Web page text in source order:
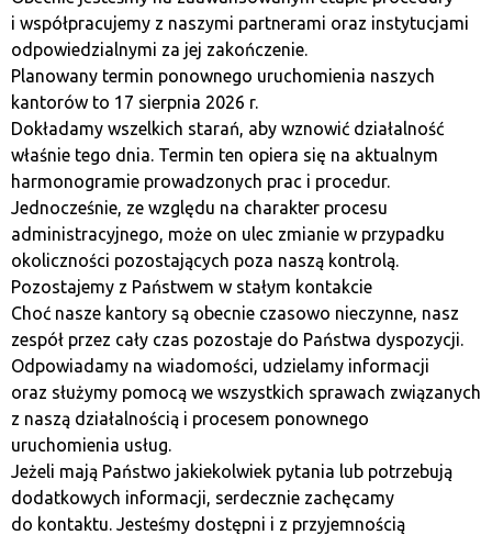
WybórTrezorajako portfela sprzętowego to decyzja,
która pozwala na zabezpieczenie swoich kryptowalut w
sposób odporny na wszelkie zagrożenia z sieci.
Urządzenie to daje użytkownikowi pełną kontrolę nad
swoimiaktywacyfrowymi, zapewniając jednocześnie
dostęp do nich w dogodnym momencie. Dzięki
wysokiemu poziomowi bezpieczeństwa, prostocie
obsługi oraz kompatybilności z wieloma platformami,
Trezor jest idealnym rozwiązaniem zarówno dla
traderów, jak i dla długoterminowych inwestorów.
Warto także zaznaczyć, żeTrezorjest regularnie
aktualizowany, co zapewnia użytkownikom dostęp do
najnowszych funkcji i zabezpieczeń. Jakowłaściciel
urządzenia, użytkownik ma pewność, że jego
kryptowaluty są odpowiednio chronione i zarządzanie
nimi nie wiąże się z ryzykiem związanym z
przechowywaniem kluczy prywatnych online.
i współpracujemy z naszymi partnerami oraz instytucjami
odpowiedzialnymi za jej zakończenie.
Planowany termin ponownego uruchomienia naszych
kantorów to 17 sierpnia 2026 r.
Dokładamy wszelkich starań, aby wznowić działalność
właśnie tego dnia. Termin ten opiera się na aktualnym
harmonogramie prowadzonych prac i procedur.
Jednocześnie, ze względu na charakter procesu
administracyjnego, może on ulec zmianie w przypadku
okoliczności pozostających poza naszą kontrolą.
Pozostajemy z Państwem w stałym kontakcie
Choć nasze kantory są obecnie czasowo nieczynne, nasz
zespół przez cały czas pozostaje do Państwa dyspozycji.
Odpowiadamy na wiadomości, udzielamy informacji
oraz służymy pomocą we wszystkich sprawach związanych
z naszą działalnością i procesem ponownego
uruchomienia usług.
Jeżeli mają Państwo jakiekolwiek pytania lub potrzebują
dodatkowych informacji, serdecznie zachęcamy
do kontaktu. Jesteśmy dostępni i z przyjemnością